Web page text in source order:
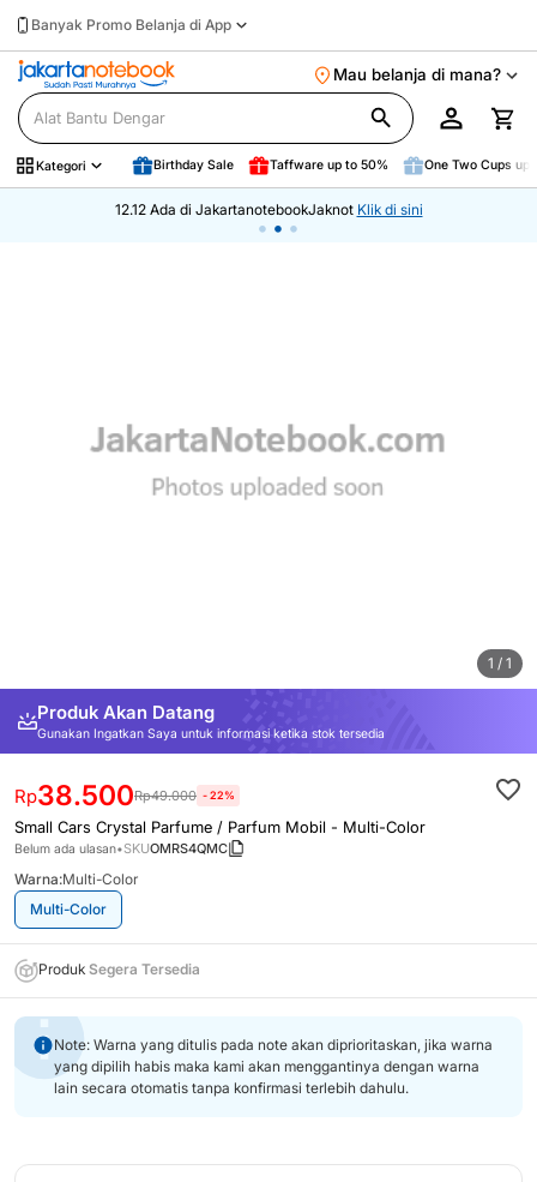
Banyak Promo Belanja di App
Mau belanja di mana?
Kategori Birthday Sale Taffware up to 50% One Two Cups up
12.12 Ada di JakartanotebookJaknotKlik di sini
• • •
1 / 1
Produk Akan Datang
Gunakan Ingatkan Saya untuk informasi ketika stok tersedia
Small Cars Crystal Parfume / Parfum Mobil - Multi-Color
Belum ada ulasan•SKUOMRS4QMC
Rp38.500Rp49.000 -22%
Warna:Multi-Color
Multi-Color
Produk Segera Tersedia
Note: Warna yang ditulis pada note akan diprioritaskan, jika warna
yang dipilih habis maka kami akan menggantinya dengan warna
lain secara otomatis tanpa konfirmasi terlebih dahulu.